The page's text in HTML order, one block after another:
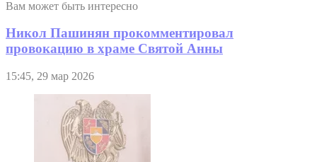
Вам может быть интересно
Никол Пашинян прокомментировал
провокацию в храме Святой Анны
15:45, 29 мар 2026